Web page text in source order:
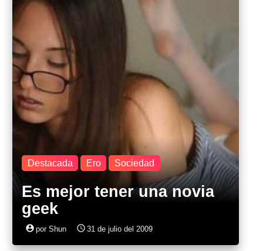
Destacada Ero Sociedad
Es mejor tener una novia
geek
account_circle por Shun access_time 31 de julio del 2009